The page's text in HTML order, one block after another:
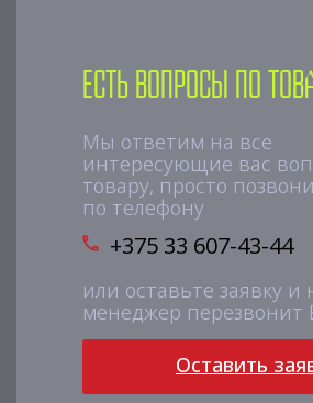
Есть вопросы по
Мы ответим на все
интересующие вас
товару, просто
по телефону
+375 33 607-43-44
или оставьте заявку и
менеджер перезвонит
Оставить